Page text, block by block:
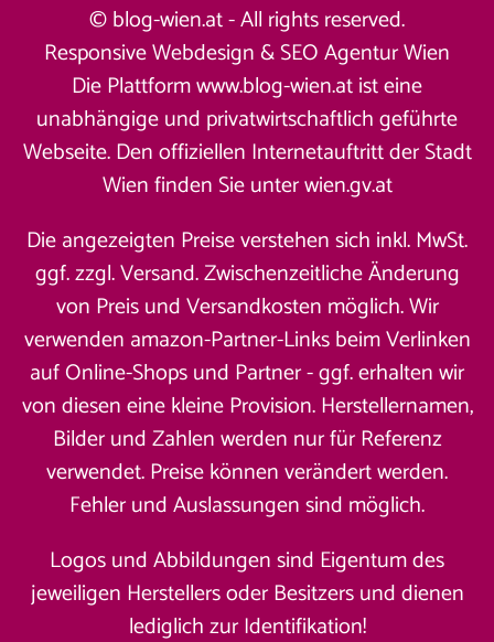
© blog-wien.at - All rights reserved.
Responsive Webdesign &SEO Agentur Wien
Die Plattform www.blog-wien.at ist eine
unabhängige und privatwirtschaftlich geführte
Webseite. Den offiziellen Internetauftritt der Stadt
Wien finden Sie unterwien.gv.at
Die angezeigten Preise verstehen sich inkl. MwSt.
ggf. zzgl. Versand. Zwischenzeitliche Änderung
von Preis und Versandkosten möglich. Wir
verwenden amazon-Partner-Links beim Verlinken
auf Online-Shops und Partner - ggf. erhalten wir
von diesen eine kleine Provision. Herstellernamen,
Bilder und Zahlen werden nur für Referenz
verwendet. Preise können verändert werden.
Fehler und Auslassungen sind möglich.
Logos und Abbildungen sind Eigentum des
jeweiligen Herstellers oder Besitzers und dienen
lediglich zur Identifikation!